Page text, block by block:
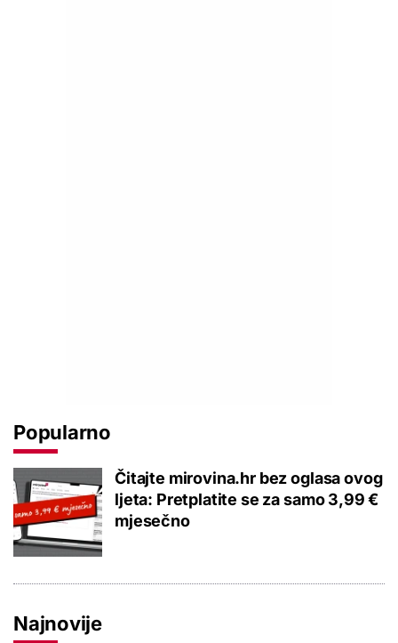
Popularno
Čitajte mirovina.hr bez oglasa ovog
ljeta: Pretplatite se za samo 3,99 €
mjesečno
Najnovije